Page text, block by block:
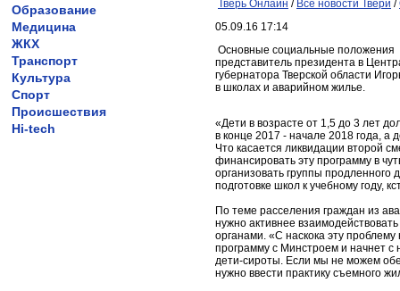
Образование
Медицина
ЖКХ
Транспорт
Культура
Спорт
Происшествия
Hi-tech
Тверь Онлайн / Все новости Твери /
05.09.16 17:14
Основные социальные положения
представитель президента в
губернатора Тверской области
в школах и аварийном жилье.
«Дети в возрасте от 1,5 до 3 лет
в конце 2017 - начале 2018 года, а
Что касается ликвидации второй
финансировать эту программу в
организовать группы
подготовке школ к учебному году,
По теме расселения граждан из
нужно активнее
органами. «С наскока эту
программу с Минстроем и начнет
дети-сироты. Если мы не можем
нужно ввести практику съемного